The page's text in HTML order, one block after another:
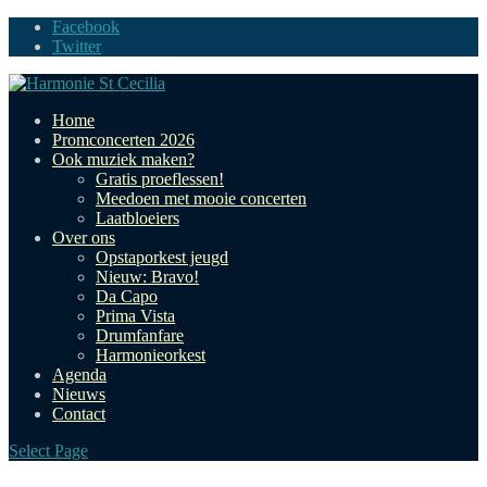
Facebook
Twitter
Home
Promconcerten 2026
Ook muziek maken?
Gratis proeflessen!
Meedoen met mooie concerten
Laatbloeiers
Over ons
Opstaporkest jeugd
Nieuw: Bravo!
Da Capo
Prima Vista
Drumfanfare
Harmonieorkest
Agenda
Nieuws
Contact
Select Page